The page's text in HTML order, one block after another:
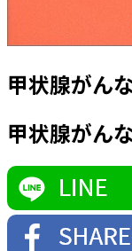
甲状腺がん
甲状腺がん